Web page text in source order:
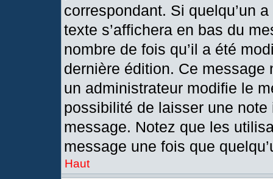
correspondant. Si quelqu’un
texte s’affichera en bas du
nombre de fois qu’il a été
dernière édition. Ce message
un administrateur modifie le
possibilité de laisser une
message. Notez que les
message une fois que
Haut